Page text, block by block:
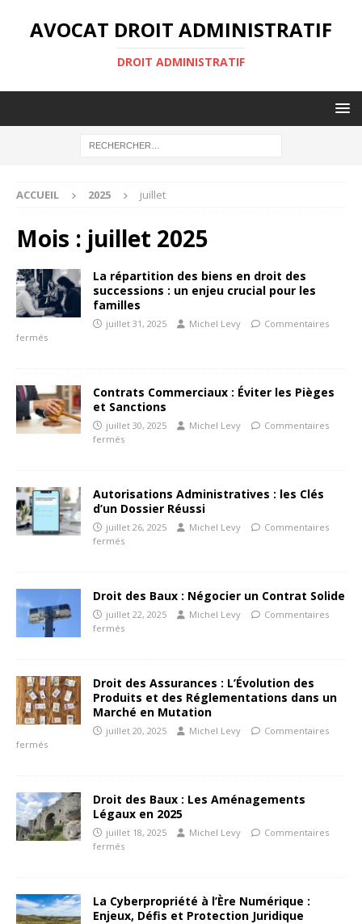
AVOCAT DROIT ADMINISTRATIF
DROIT ADMINISTRATIF
ACCUEIL 2025 juillet
Mois : juillet 2025
La répartition des biens en droit des
successions : un enjeu crucial pour les
familles
juillet 31, 2025 Michel Levy
Commentaires
fermés
Contrats Commerciaux : Éviter les Pièges
et Sanctions
juillet 30, 2025 Michel Levy
Commentaires
fermés
Autorisations Administratives : les Clés
d’un Dossier Réussi
juillet 26, 2025 Michel Levy
Commentaires
fermés
Droit des Baux : Négocier un Contrat Solide
juillet 22, 2025 Michel Levy
Commentaires
fermés
Droit des Assurances : L’Évolution des
Produits et des Réglementations dans un
Marché en Mutation
juillet 20, 2025 Michel Levy
Commentaires
fermés
Droit des Baux : Les Aménagements
Légaux en 2025
juillet 18, 2025 Michel Levy
Commentaires
fermés
La Cyberpropriété à l’Ère Numérique :
Enjeux, Défis et Protection Juridique